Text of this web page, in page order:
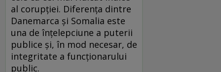
al corupției. Diferența dintre
Danemarca și Somalia este
una de înțelepciune a puterii
publice și, în mod necesar, de
integritate a funcționarului
public.